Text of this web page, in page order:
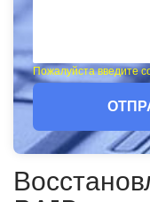
Пожалуйста введите